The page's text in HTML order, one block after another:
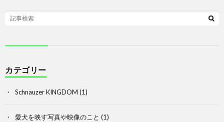
カテゴリー
Schnauzer KINGDOM (1)
愛犬を映す写真や映像のこと (1)